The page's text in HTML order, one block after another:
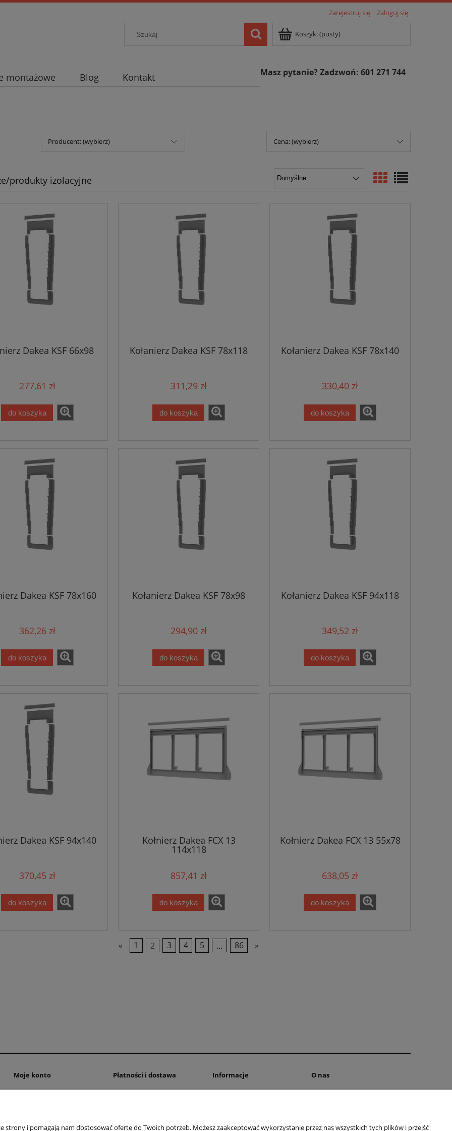
Zarejestruj się Zaloguj się
Koszyk:(pusty)
Masz pytanie? Zadzwoń: 601 271 744
montażowe Blog Kontakt
Producent: (wybierz) Cena: (wybierz)
produkty izolacyjne
Dakea KSF 66x98
277,61 zł
do koszyka
Kołanierz Dakea KSF 78x118
311,29 zł
do koszyka
Kołanierz Dakea KSF 78x140
330,40 zł
do koszyka
Dakea KSF 78x160
362,26 zł
do koszyka
Kołanierz Dakea KSF 78x98
294,90 zł
do koszyka
Kołanierz Dakea KSF 94x118
349,52 zł
do koszyka
Dakea KSF 94x140
370,45 zł
do koszyka
Kołnierz Dakea FCX 13
114x118
857,41 zł
do koszyka
Kołnierz Dakea FCX 13 55x78
638,05 zł
do koszyka
« 1 2 3 4 5 ... 86 »
Moje konto Płatności i dostawa Informacje O nas
strony i pomagają nam dostosować ofertę do Twoich potrzeb. Możesz zaakceptować wykorzystanie przez nas wszystkich tych plików i przejść